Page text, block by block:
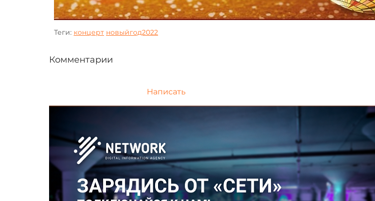
Теги: концерт новыйгод2022
Комментарии
Написать